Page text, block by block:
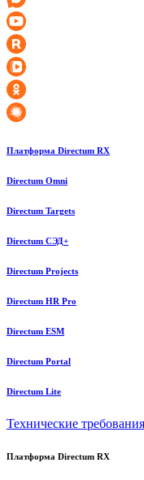
Платформа Directum RX
Directum Omni
Directum Targets
Directum СЭД+
Directum Projects
Directum HR Pro
Directum ESM
Directum Portal
Directum Lite
Технические требования
Платформа Directum RX